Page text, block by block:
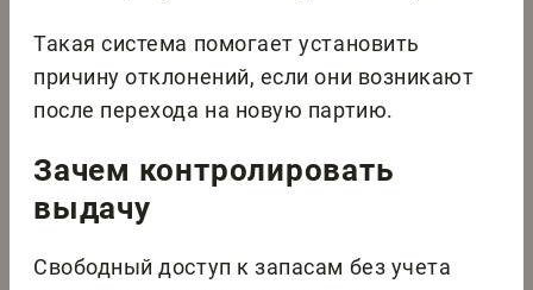
Такая система помогает установить
причину отклонений, если они возникают
после перехода на новую партию.
Зачем контролировать
выдачу
Свободный доступ к запасам без учета